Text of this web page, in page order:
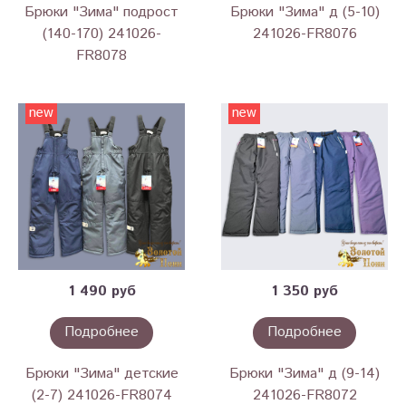
Брюки "Зима" подрост
(140-170) 241026-
FR8078
Брюки "Зима" д (5-10)
241026-FR8076
new
1 490 руб
Подробнее
Брюки "Зима" детские
(2-7) 241026-FR8074
new
1 350 руб
Подробнее
Брюки "Зима" д (9-14)
241026-FR8072